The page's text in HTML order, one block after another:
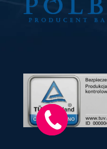
Szybki
kontakt!